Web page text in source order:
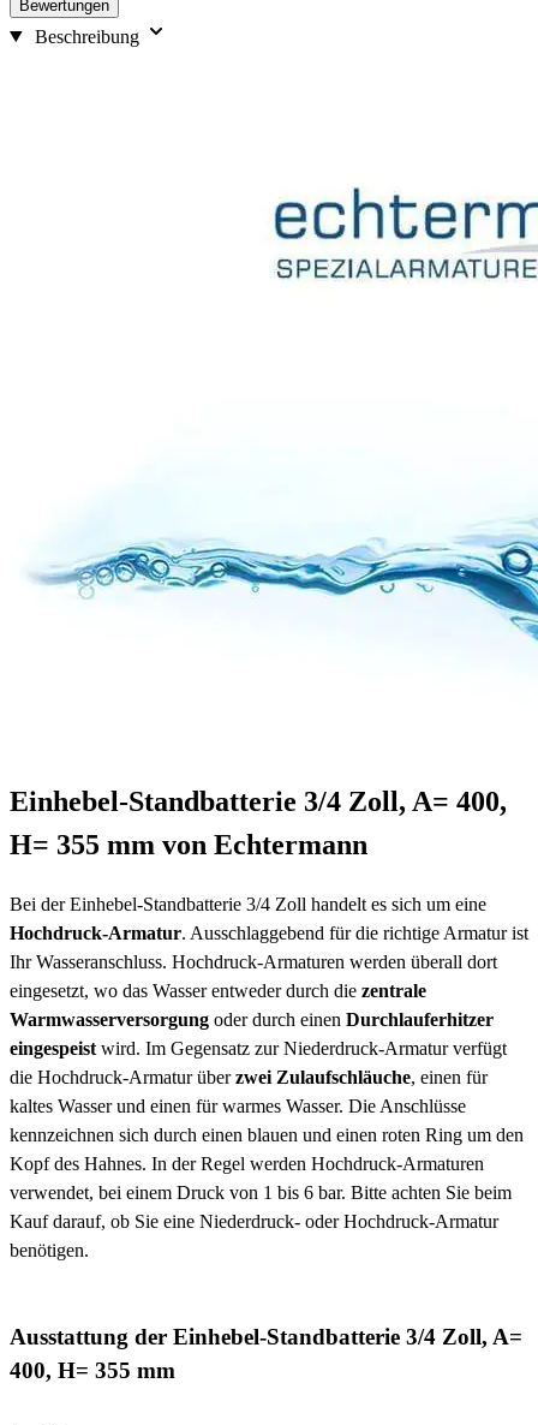
Bewertungen
Beschreibung
Einhebel-Standbatterie 3/4 Zoll, A= 400,
H= 355 mm von Echtermann
Bei der Einhebel-Standbatterie 3/4 Zoll handelt es sich um eine
Hochdruck-Armatur. Ausschlaggebend für die richtige Armatur ist
Ihr Wasseranschluss. Hochdruck-Armaturen werden überall dort
eingesetzt, wo das Wasser entweder durch die zentrale
Warmwasserversorgung oder durch einen Durchlauferhitzer
eingespeist wird. Im Gegensatz zur Niederdruck-Armatur verfügt
die Hochdruck-Armatur überzwei Zulaufschläuche, einen für
kaltes Wasser und einen für warmes Wasser. Die Anschlüsse
kennzeichnen sich durch einen blauen und einen roten Ring um den
Kopf des Hahnes. In der Regel werden Hochdruck-Armaturen
verwendet, bei einem Druck von 1 bis 6 bar. Bitte achten Sie beim
Kauf darauf, ob Sie eine Niederdruck- oder Hochdruck-Armatur
benötigen.
Ausstattung der Einhebel-Standbatterie 3/4 Zoll, A=
400, H= 355 mm